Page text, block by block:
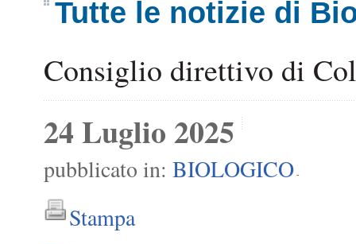
Tutte le notizie di
Consiglio direttivo di
24 Luglio 2025
pubblicato in: BIOLOGICO -
Stampa